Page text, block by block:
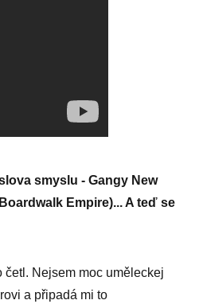
smyslu - Gangy New
Empire)... A teď se
četl. Nejsem moc uměleckej
a připadá mi to